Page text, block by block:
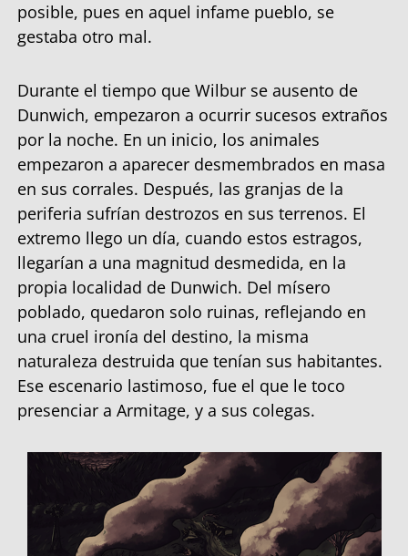
posible, pues en aquel infame pueblo, se
gestaba otro mal.
Durante el tiempo que Wilbur se ausento de
Dunwich, empezaron a ocurrir sucesos extraños
por la noche. En un inicio, los animales
empezaron a aparecer desmembrados en masa
en sus corrales. Después, las granjas de la
periferia sufrían destrozos en sus terrenos. El
extremo llego un día, cuando estos estragos,
llegarían a una magnitud desmedida, en la
propia localidad de Dunwich. Del mísero
poblado, quedaron solo ruinas, reflejando en
una cruel ironía del destino, la misma
naturaleza destruida que tenían sus habitantes.
Ese escenario lastimoso, fue el que le toco
presenciar a Armitage, y a sus colegas.